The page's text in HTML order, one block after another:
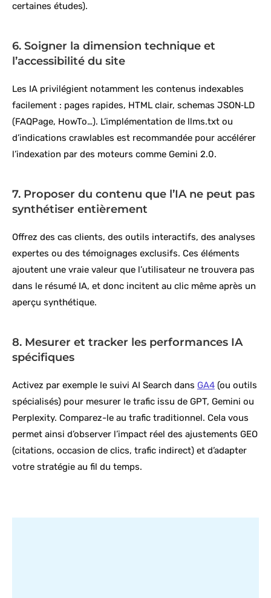
certaines études).
6. Soigner la dimension technique et
l’accessibilité du site
Les IA privilégient notamment les contenus indexables
facilement : pages rapides, HTML clair, schemas JSON‑LD
(FAQPage, HowTo…). L’implémentation de llms.txt ou
d’indications crawlables est recommandée pour accélérer
l’indexation par des moteurs comme Gemini 2.0.
7. Proposer du contenu que l’IA ne peut pas
synthétiser entièrement
Offrez des cas clients, des outils interactifs, des analyses
expertes ou des témoignages exclusifs. Ces éléments
ajoutent une vraie valeur que l’utilisateur ne trouvera pas
dans le résumé IA, et donc incitent au clic même après un
aperçu synthétique.
8. Mesurer et tracker les performances IA
spécifiques
Activez par exemple le suivi AI Search dans GA4 (ou outils
spécialisés) pour mesurer le trafic issu de GPT, Gemini ou
Perplexity. Comparez-le au trafic traditionnel. Cela vous
permet ainsi d’observer l’impact réel des ajustements GEO
(citations, occasion de clics, trafic indirect) et d’adapter
votre stratégie au fil du temps.